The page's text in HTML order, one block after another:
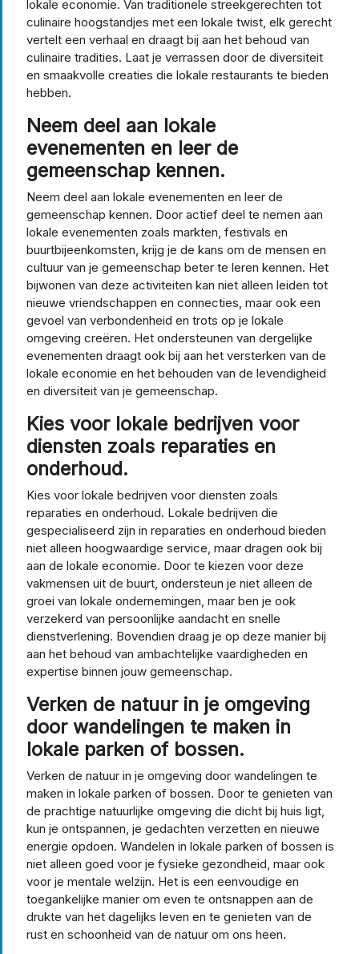
lokale economie. Van traditionele streekgerechten tot
culinaire hoogstandjes met een lokale twist, elk gerecht
vertelt een verhaal en draagt bij aan het behoud van
culinaire tradities. Laat je verrassen door de diversiteit
en smaakvolle creaties die lokale restaurants te bieden
hebben.
Neem deel aan lokale
evenementen en leer de
gemeenschap kennen.
Neem deel aan lokale evenementen en leer de
gemeenschap kennen. Door actief deel te nemen aan
lokale evenementen zoals markten, festivals en
buurtbijeenkomsten, krijg je de kans om de mensen en
cultuur van je gemeenschap beter te leren kennen. Het
bijwonen van deze activiteiten kan niet alleen leiden tot
nieuwe vriendschappen en connecties, maar ook een
gevoel van verbondenheid en trots op je lokale
omgeving creëren. Het ondersteunen van dergelijke
evenementen draagt ook bij aan het versterken van de
lokale economie en het behouden van de levendigheid
en diversiteit van je gemeenschap.
Kies voor lokale bedrijven voor
diensten zoals reparaties en
onderhoud.
Kies voor lokale bedrijven voor diensten zoals
reparaties en onderhoud. Lokale bedrijven die
gespecialiseerd zijn in reparaties en onderhoud bieden
niet alleen hoogwaardige service, maar dragen ook bij
aan de lokale economie. Door te kiezen voor deze
vakmensen uit de buurt, ondersteun je niet alleen de
groei van lokale ondernemingen, maar ben je ook
verzekerd van persoonlijke aandacht en snelle
dienstverlening. Bovendien draag je op deze manier bij
aan het behoud van ambachtelijke vaardigheden en
expertise binnen jouw gemeenschap.
Verken de natuur in je omgeving
door wandelingen te maken in
lokale parken of bossen.
Verken de natuur in je omgeving door wandelingen te
maken in lokale parken of bossen. Door te genieten van
de prachtige natuurlijke omgeving die dicht bij huis ligt,
kun je ontspannen, je gedachten verzetten en nieuwe
energie opdoen. Wandelen in lokale parken of bossen is
niet alleen goed voor je fysieke gezondheid, maar ook
voor je mentale welzijn. Het is een eenvoudige en
toegankelijke manier om even te ontsnappen aan de
drukte van het dagelijks leven en te genieten van de
rust en schoonheid van de natuur om ons heen.